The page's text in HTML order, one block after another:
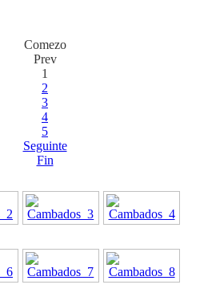
Comezo
Prev
1
2
3
4
5
Seguinte
Fin